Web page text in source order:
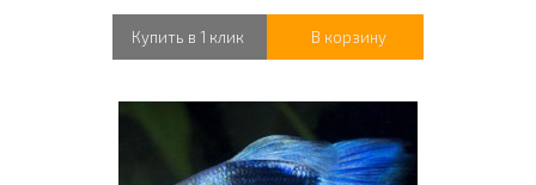
Купить в 1 клик В корзину